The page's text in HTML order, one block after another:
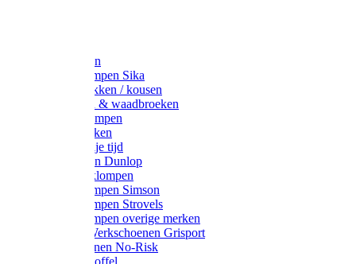
Werksokken
Schoenklompen Sika
Thermo sokken / kousen
Lieslaarzen & waadbroeken
Houten klompen
Wandelsokken
Laarzen vrije tijd
Werklaarzen Dunlop
Kunststof klompen
Schoenklompen Simson
Schoenklompen Strovels
Schoenklompen overige merken
Wandel-/ Werkschoenen Grisport
Werkschoenen No-Risk
Klomppantoffel